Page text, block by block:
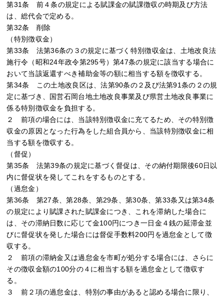
第31条 前４条の規定による賦課金の賦課徴収の時期及び方法
は、総代会で定める。
第32条 削除
（特別徴収金）
第33条 法第36条の３の規定に基づく特別徴収金は、土地改良法
施行令（昭和24年政令第295号）第47条の規定に該当する場合に
おいて当該返還すべき補助金等の額に相当する額を徴収する。
第34条 この土地改良区は、法第90条の２及び法第91条の２の規
定に基づき、国営石岡台地土地改良事業及び県営土地改良事業に
係る特別徴収金を負担する。
２ 前項の場合には、当該特別徴収金に充てるため、その特別徴
収金の原因となった行為をした組合員から、当該特別徴収金に相
当する額を徴収する。
（督促）
第35条 法第39条の規定に基づく督促は、その納付期限後60日以
内に督促状を発してこれをするものとする。
（過怠金）
第36条 第27条、第28条、第29条、第30条、第33条又は第34条
の規定により賦課された賦課金につき、これを滞納した場合に
は、その滞納日数に応じて金100円につき一日金４銭の延滞金並
びに督促状を発した場合には督促手数料200円を過怠金として徴
収する。
２ 前項の滞納金又は過怠金を市町が処分する場合には、さらに
その徴収金額の100分の４に相当する額を過怠金として徴収す
る。
３ 前２項の過怠金は、特別の事由があると認める場合に限り、